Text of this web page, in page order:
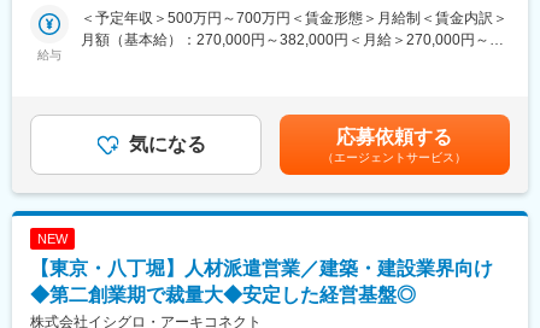
◇ボトムアップの風土あり
裁量の広さや、手を挙げれば現場主体で挑戦をしていける環境
■海外進出・グローバル案件あり：
1965年以降建築・土木の設計監理からファシリティマネジメン
ルエンジニアリングへ事業領域を大きく拡大しました。
ア圏にも積極的に展開しています。
・パッケージソフトのカスタマイズ開発営業
・BIM導入・活用コンサルティングの提案
・見積・提案書作成（開発に関わる部分は開発チームが担当しま
す！）
※担当社数：20～30社程度
※営業スタイル：
年単位での中長期アカウントプランを策定し、継続的に運用。単
給与
＜予定年収＞500万円～700万円＜賃金形態＞月給制＜賃金内訳＞
月額（基本給）：270,000円～382,000円＜月給＞270,000円～
月住宅手当等賃金はあくまでも目安の金額であり、選考を通じて
上下する可能性があります。月給(月額)は固定手当を含めた表記で
す。
気になる 応募依頼する
（エージェントサービス）
NEW
【東京・八丁堀】人材派遣営業／建築・建設業界向け
◆第二創業期で裁量大◆安定した経営基盤◎
株式会社イシグロ・アーキコネクト